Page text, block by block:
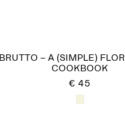
BRUTTO – A (SIMPLE)
COOKBOOK
€ 45